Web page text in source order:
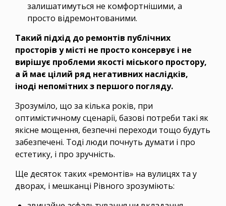
залишатимуться не комфортнішими, а
просто відремонтованими.
Такий підхід до ремонтів публічних
просторів у місті не просто консервує і не
вирішує проблеми якості міського простору,
а й має цілий ряд негативних наслідків,
іноді непомітних з першого погляду.
Зрозуміло, що за кілька років, при
оптимістичному сценарії, базові потреби такі як
якісне мощення, безпечні переходи тощо будуть
забезпечені. Тоді люди почнуть думати і про
естетику, і про зручність.
Ще десяток таких «ремонтів» на вулицях та у
дворах, і мешканці Рівного зрозуміють: